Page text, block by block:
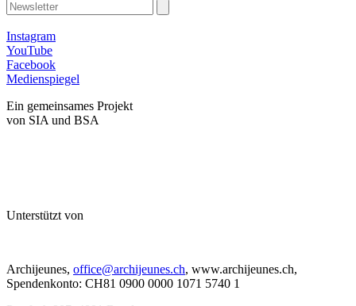
Instagram
YouTube
Facebook
Medienspiegel
Ein gemeinsames Projekt
von SIA und BSA
Unterstützt von
Archijeunes, office@archijeunes.ch, www.archijeunes.ch,
Spendenkonto: CH81 0900 0000 1071 5740 1